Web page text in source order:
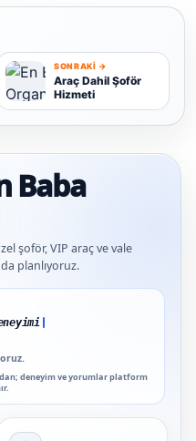
A
SONRAKI →
Araç Dahil Şoför
Hizmeti
Baba
şoför, VIP araç ve vale
planlıyoruz.
deneyim ve yorumlar platform
deneyimi; 91 platform genelinde